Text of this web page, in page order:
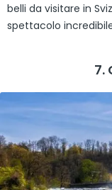
belli da visitare in
spettacolo
7.